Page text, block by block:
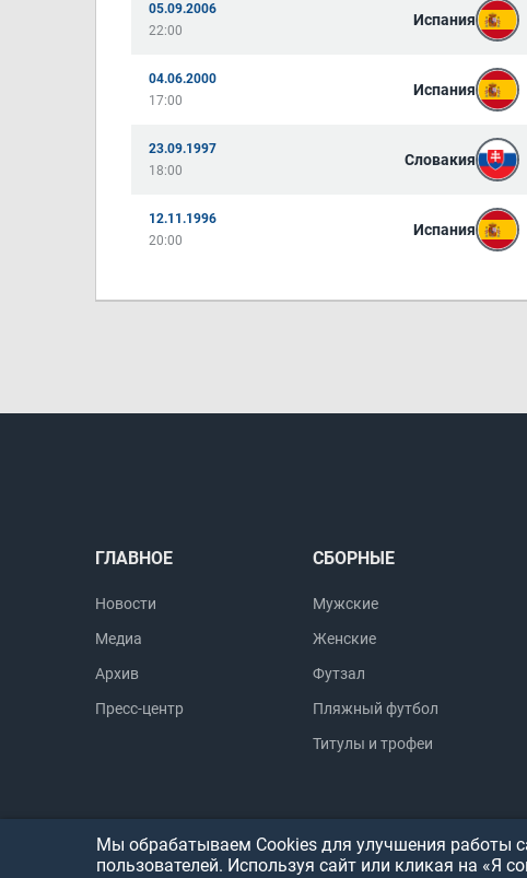
05.09.2006
22:00
Испания
04.06.2000
17:00
Испания
23.09.1997
18:00
Словакия
12.11.1996
20:00
Испания
ГЛАВНОЕ
Новости
Медиа
Архив
Пресс-центр
СБОРНЫЕ
Мужские
Женские
Футзал
Пляжный футбол
Титулы и трофеи
Мы обрабатываем Cookies для улучшения работы
пользователей. Используя сайт или кликая на «Я